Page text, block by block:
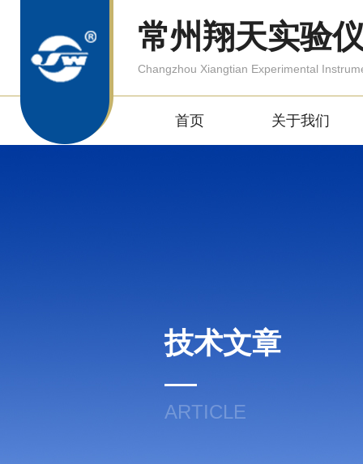
常州翔天实验
Changzhou Xiangtian Experimental
首页 关于我们
技术文章
ARTICLE